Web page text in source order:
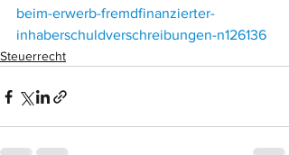
beim-erwerb-fremdfinanzierter-
inhaberschuldverschreibungen-n126136
Steuerrecht